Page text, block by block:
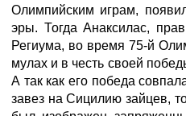
Олимпийским играм,
эры. Тогда Анаксилас,
Региума, во время 75-й
мулах и в честь своей
А так как его победа
завез на Сицилию зайцев,